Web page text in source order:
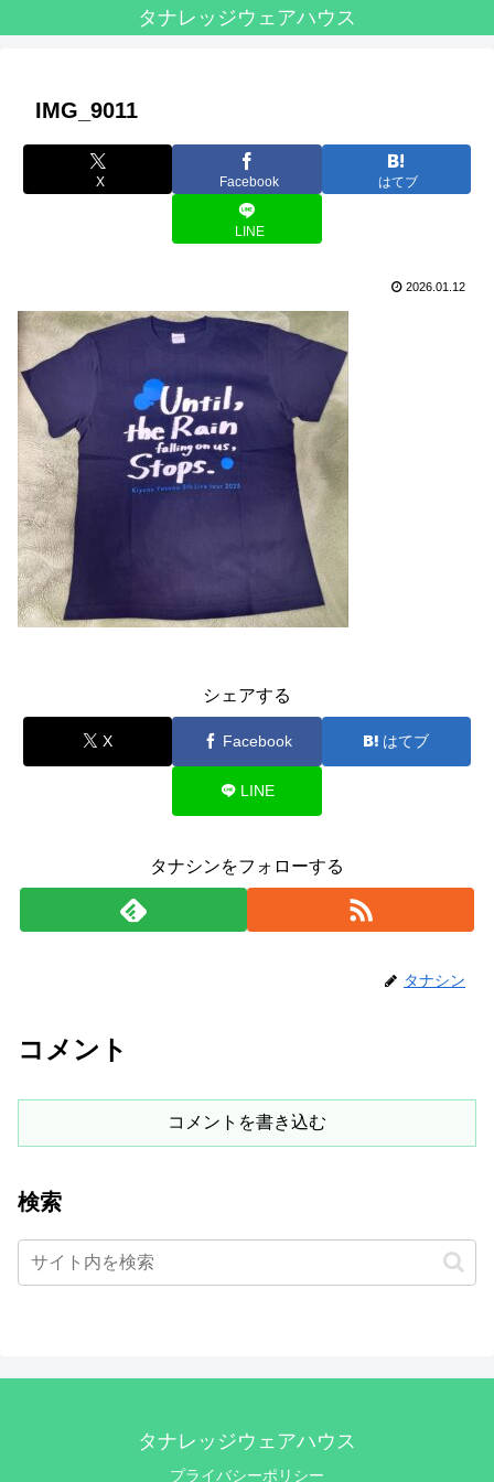
タナレッジウェアハウス
IMG_9011
X Facebook はてブ
LINE
2026.01.12
シェアする
X Facebook はてブ
LINE
タナシンをフォローする
タナシン
コメント
コメントを書き込む
検索
タナレッジウェアハウス
プライバシーポリシー